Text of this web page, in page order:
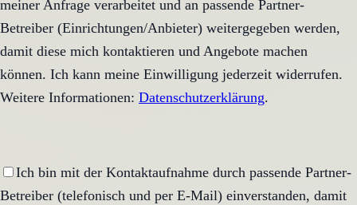
meiner Anfrage verarbeitet und an passende Partner-
Betreiber (Einrichtungen/Anbieter) weitergegeben werden,
damit diese mich kontaktieren und Angebote machen
können. Ich kann meine Einwilligung jederzeit widerrufen.
Weitere Informationen: Datenschutzerklärung.
Ich bin mit der Kontaktaufnahme durch passende Partner-
Betreiber (telefonisch und per E-Mail) einverstanden, damit